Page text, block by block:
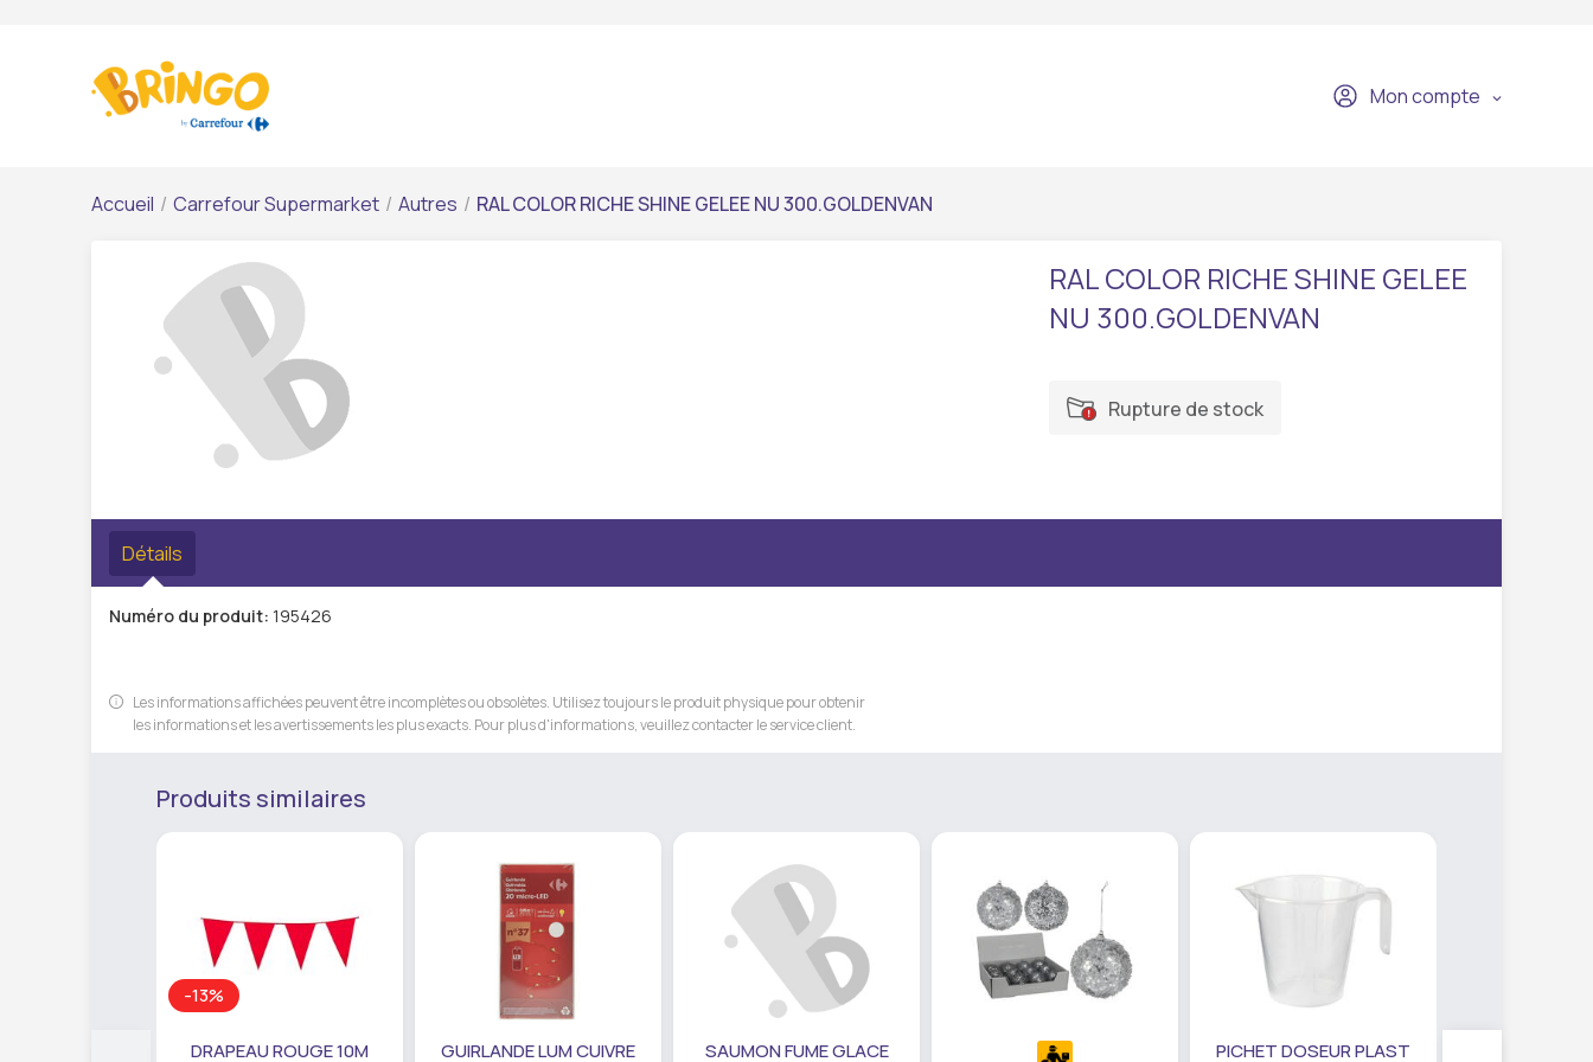
Mon compte
Accueil / Carrefour Supermarket / Autres / RAL COLOR RICHE SHINE GELEE NU 300.GOLDENVAN
RAL COLOR RICHE SHINE GELEE
NU 300.GOLDENVAN
Rupture de stock
Détails
Numéro du produit: 195426
Les informations affichées peuvent être incomplètes ou obsolètes. Utilisez toujours le produit physique pour obtenir
les informations et les avertissements les plus exacts. Pour plus d'informations, veuillez contacter le service client.
Produits similaires
-13%
DRAPEAU ROUGE 10M
GUIRLANDE LUM CUIVRE
SAUMON FUME GLACE
PICHET DOSEUR PLAST